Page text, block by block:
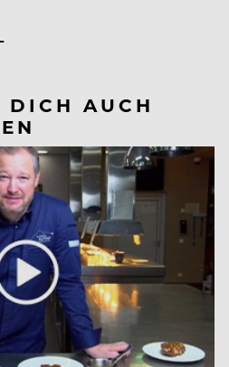
DICH AUCH